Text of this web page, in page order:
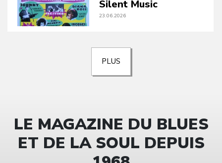
Silent Music
23.06.2026
PLUS
LE MAGAZINE DU BLUES
ET DE LA SOUL DEPUIS